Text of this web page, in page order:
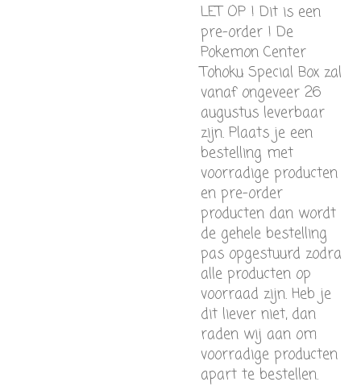
LET OP ! Dit is een
pre-order ! De
Pokemon Center
Tohoku Special Box zal
vanaf ongeveer 26
augustus leverbaar
zijn. Plaats je een
bestelling met
voorradige producten
en pre-order
producten dan wordt
de gehele bestelling
pas opgestuurd zodra
alle producten op
voorraad zijn. Heb je
dit liever niet, dan
raden wij aan om
voorradige producten
apart te bestellen.